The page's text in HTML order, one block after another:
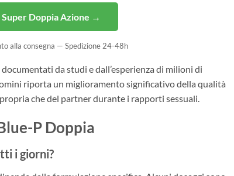
Super Doppia Azione →
alla consegna — Spedizione 24-48h
da studi e dall’esperienza di milioni di
riporta un miglioramento significativo della qualità
che del partner durante i rapporti sessuali.
P Doppia
i giorni?